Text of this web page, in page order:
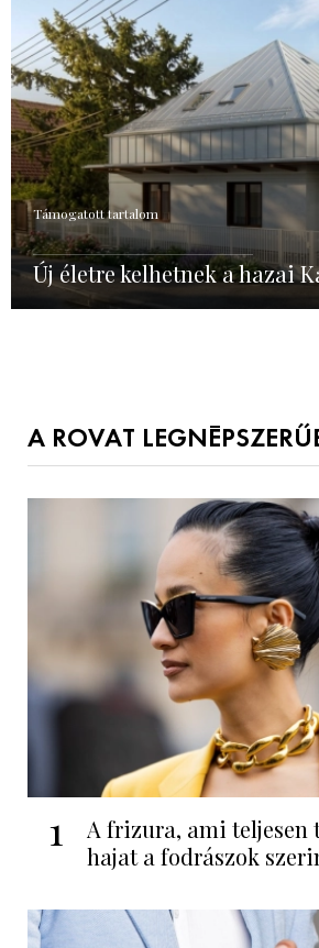
Támogatott tartalom
Új életre kelhetnek a hazai
A ROVAT
1
A frizura, ami teljesen
hajat a fodrászok